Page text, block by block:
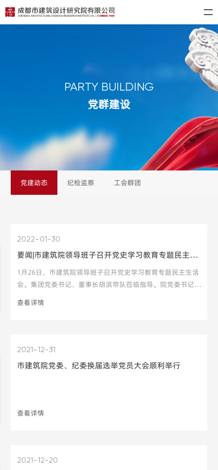
PARTY BUILDING
党群建设
党建动态 纪检监察 工会群团
01-30
2022
要闻|市建筑院领导班子召开党史学习教育专题民主生活会
1月26日，市建筑院领导班子召开党史学习教育专题民主生活
会。集团党委书记、董事长胡滨带队莅临指导。院党委书记、
执行董事、总经理赵巍然主持会议。院党政领导班子出席会
议，人力资源部、纪检风控部负责人列席会议。 首先，院党
查看详情
12-31
2021
市建筑院党委、纪委换届选举党员大会顺利举行
查看详情
12-20
2021